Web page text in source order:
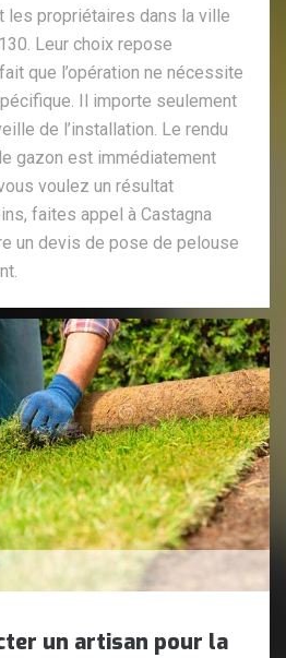
les propriétaires dans la ville
Leur choix repose
que l’opération ne nécessite
Il importe seulement
de l’installation. Le rendu
gazon est immédiatement
voulez un résultat
faites appel à Castagna
un devis de pose de pelouse
un artisan pour la